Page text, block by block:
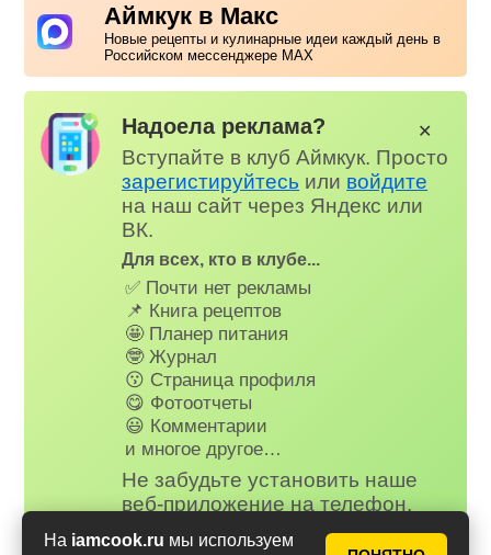
На iamcook.ru мы используем
Аймкук в Макс
Новые рецепты и кулинарные идеи каждый день в
Российском мессенджере MAX
Надоела реклама?
Вступайте в клуб Аймкук. Просто
зарегистируйтесь или войдите
на наш сайт через Яндекс или
ВК.
Для всех, кто в клубе...
✅ Почти нет рекламы
📌 Книга рецептов
🤩 Планер питания
🤓 Журнал
😗 Страница профиля
😋 Фотоотчеты
😃 Комментарии
и многое другое…
Не забудьте установить наше
веб-приложение на телефон,
рецепты и сервисы Аймкук будут
✕